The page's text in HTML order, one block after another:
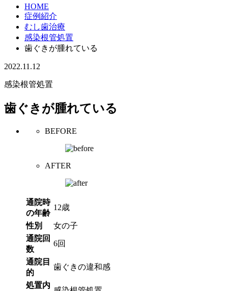
HOME
症例紹介
むし歯治療
感染根管処置
歯ぐきが腫れている
2022.11.12
感染根管処置
歯ぐきが腫れている
BEFORE
AFTER
通院時
の年齢
12歳
性別
女の子
通院回
数
6回
通院目
的
歯ぐきの違和感
処置内